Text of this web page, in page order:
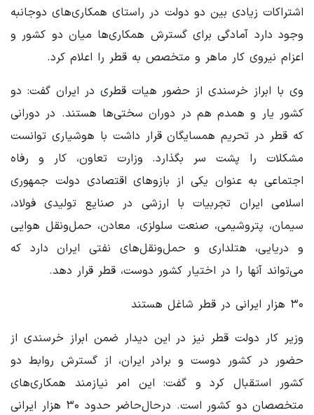
اشتراکات زیادی بین دو دولت در راستای همکاری‌های دوجانبه
وجود دارد آمادگی برای گسترش همکاری‌ها میان دو کشور و
اعزام نیروی کار ماهر و متخصص به قطر را اعلام کرد.
وی با ابراز خرسندی از حضور هیات قطری در ایران گفت: دو
کشور یار و همدم هم در دوران سختی‌ها هستند. در دورانی
که قطر در تحریم همسایگان قرار داشت با هوشیاری توانست
مشکلات را پشت سر بگذارد. وزارت تعاون، کار و رفاه
اجتماعی به‌ عنوان یکی از بازوهای اقتصادی دولت جمهوری
اسلامی ایران تجربیات با ارزشی در صنایع تولیدی فولاد،
سیمان، پتروشیمی، صنعت سلولزی، معادن، حمل‌ونقل هوایی
و دریایی، هتلداری و حمل‌ونقل‌های نفتی ایران دارد که
می‌تواند آنها را در اختیار کشور دوست، قطر قرار دهد.
۳۰ هزار ایرانی در قطر شاغل هستند
وزیر کار دولت قطر نیز در این دیدار ضمن ابراز خرسندی از
حضور در کشور دوست و برادر ایران، از گسترش روابط دو
کشور استقبال کرد و گفت: این امر نیازمند همکاری‌های
متخصصان دو کشور است. درحال‌حاضر حدود ۳۰ هزار ایرانی